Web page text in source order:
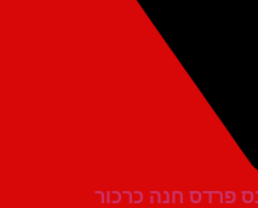
חנה כרכור